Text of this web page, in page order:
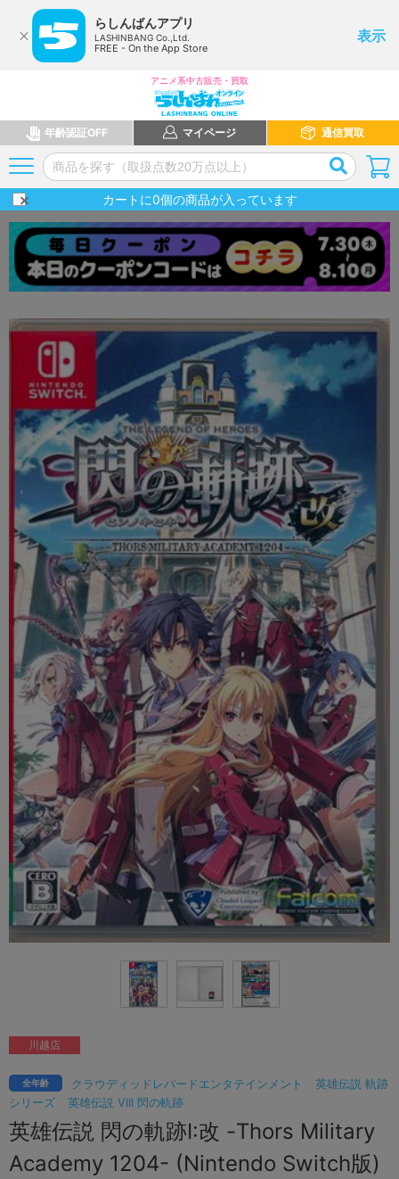
らしんばんアプリ
LASHINBANG Co.,Ltd.
FREE - On the App Store
表示
アニメ系中古販売・買取
年齢認証OFF マイページ 通信買取
カートに0個の商品が入っています
クラウディッドレパードエンタテインメント
英雄伝説 軌跡
シリーズ
英雄伝説 VIII 閃の軌跡
全年齢
英雄伝説 閃の軌跡I:改 -Thors Military
Academy 1204- (Nintendo Switch版)
川越店